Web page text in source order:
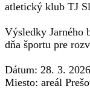
atletický klub TJ
Výsledky Jarného
dňa športu pre
Dátum: 28. 3. 2026
Miesto: areál